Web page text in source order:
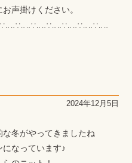
声掛けください。
2024年12月5日
冬がやってきましたね
なっています♪